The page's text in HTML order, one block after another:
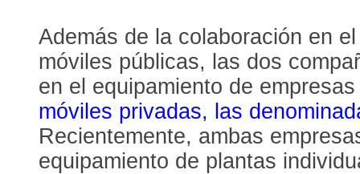
Además de la colaboración en
móviles públicas, las dos
en el equipamiento de
móviles privadas, las
Recientemente, ambas
equipamiento de plantas